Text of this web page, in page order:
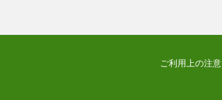
ご利用上の注意